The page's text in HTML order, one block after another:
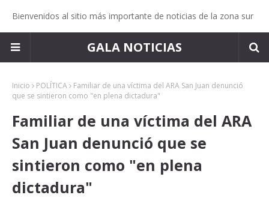
Bienvenidos al sitio más importante de noticias de la zona sur
GALA NOTICIAS
Inicio POLÍTICA
Familiar de una víctima del ARA San Juan denunció
que se sintieron como "en plena dictadura"
Familiar de una víctima del ARA
San Juan denunció que se
sintieron como "en plena
dictadura"